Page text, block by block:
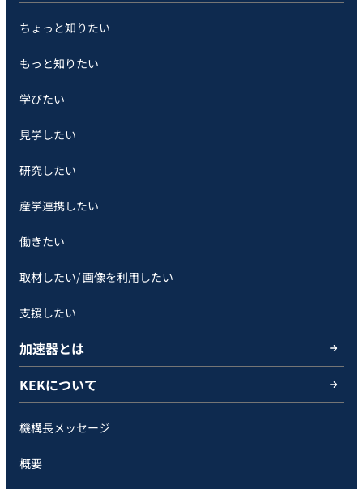
ちょっと知りたい
もっと知りたい
学びたい
見学したい
研究したい
産学連携したい
働きたい
取材したい/ 画像を利用したい
支援したい
加速器とは
KEKについて
機構長メッセージ
概要